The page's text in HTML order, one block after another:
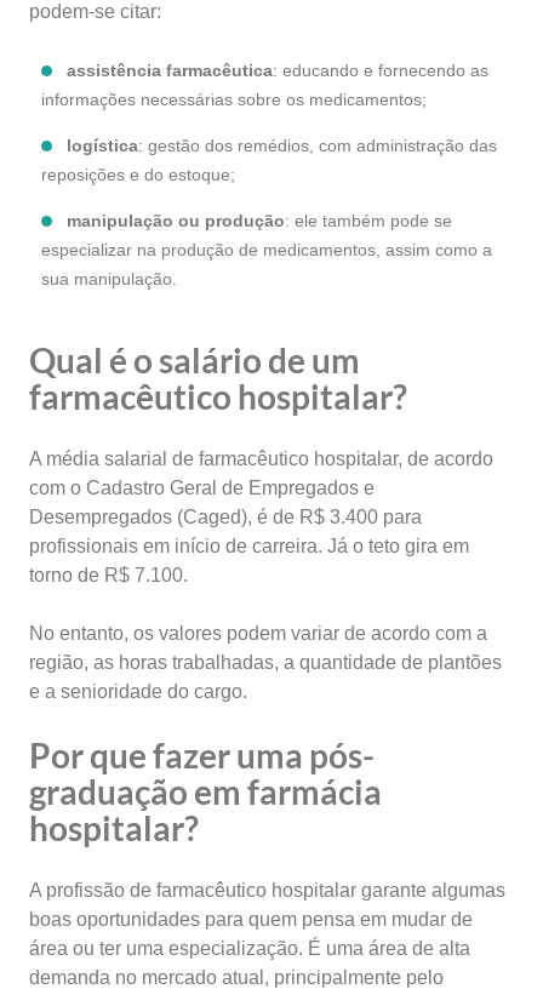
podem-se citar:
assistência farmacêutica: educando e fornecendo as
informações necessárias sobre os medicamentos;
logística: gestão dos remédios, com administração das
reposições e do estoque;
manipulação ou produção: ele também pode se
especializar na produção de medicamentos, assim como a
sua manipulação.
Qual é o salário de um
farmacêutico hospitalar?
A média salarial de farmacêutico hospitalar, de acordo
com o Cadastro Geral de Empregados e
Desempregados (Caged), é de R$ 3.400 para
profissionais em início de carreira. Já o teto gira em
torno de R$ 7.100.
No entanto, os valores podem variar de acordo com a
região, as horas trabalhadas, a quantidade de plantões
e a senioridade do cargo.
Por que fazer uma pós-
graduação em farmácia
hospitalar?
A profissão de farmacêutico hospitalar garante algumas
boas oportunidades para quem pensa em mudar de
área ou ter uma especialização. É uma área de alta
demanda no mercado atual, principalmente pelo